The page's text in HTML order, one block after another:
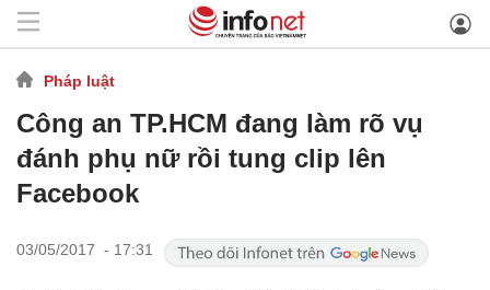
Pháp luật
Công an TP.HCM đang làm rõ vụ
đánh phụ nữ rồi tung clip lên
Facebook
03/05/2017 - 17:31